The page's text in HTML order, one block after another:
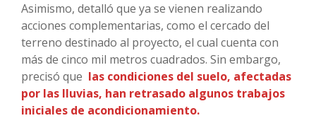
Asimismo, detalló que ya se vienen realizando
acciones complementarias, como el cercado del
terreno destinado al proyecto, el cual cuenta con
más de cinco mil metros cuadrados. Sin embargo,
precisó que las condiciones del suelo, afectadas
por las lluvias, han retrasado algunos trabajos
iniciales de acondicionamiento.